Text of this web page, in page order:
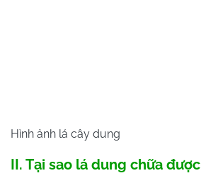
Hình ảnh lá cây dung
II. Tại sao lá dung chữa